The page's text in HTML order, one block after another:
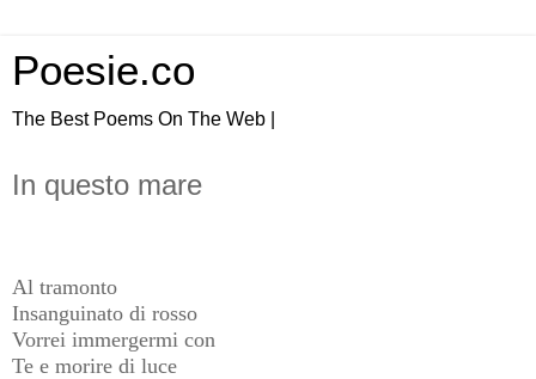
Poesie.co
The Best Poems On The Web |
In questo mare
Al tramonto
Insanguinato di rosso
Vorrei immergermi con
Te e morire di luce